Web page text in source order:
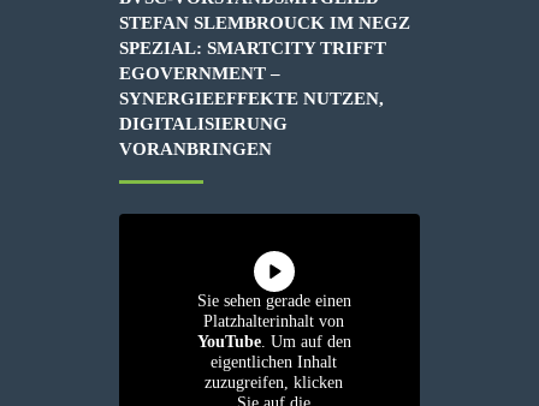
STEFAN SLEMBROUCK IM NEGZ
SPEZIAL: SMARTCITY TRIFFT
EGOVERNMENT –
SYNERGIEEFFEKTE NUTZEN,
DIGITALISIERUNG
VORANBRINGEN
Sie sehen gerade einen
Platzhalterinhalt von
YouTube. Um auf den
eigentlichen Inhalt
zuzugreifen, klicken